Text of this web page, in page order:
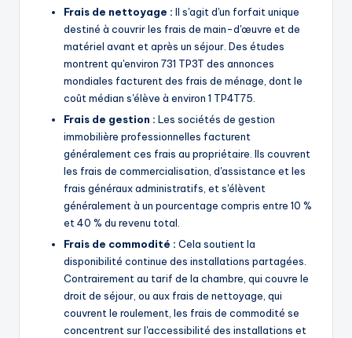
Frais de nettoyage : Il s'agit d'un forfait unique
destiné à couvrir les frais de main-d'œuvre et de
matériel avant et après un séjour. Des études
montrent qu'environ 731 TP3T des annonces
mondiales facturent des frais de ménage, dont le
coût médian s'élève à environ 1 TP4T75.
Frais de gestion : Les sociétés de gestion
immobilière professionnelles facturent
généralement ces frais au propriétaire. Ils couvrent
les frais de commercialisation, d'assistance et les
frais généraux administratifs, et s'élèvent
généralement à un pourcentage compris entre 10 %
et 40 % du revenu total.
Frais de commodité : Cela soutient la
disponibilité continue des installations partagées.
Contrairement au tarif de la chambre, qui couvre le
droit de séjour, ou aux frais de nettoyage, qui
couvrent le roulement, les frais de commodité se
concentrent sur l'accessibilité des installations et